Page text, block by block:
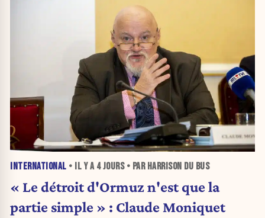
INTERNATIONAL • IL Y A 4 JOURS• PAR HARRISON DU BUS
« Le détroit d'Ormuz n'est que la
partie simple » : Claude Moniquet